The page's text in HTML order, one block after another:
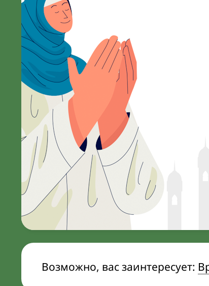
Возможно, вас заинтересует: